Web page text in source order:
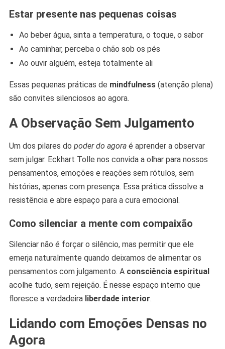
Estar presente nas pequenas coisas
Ao beber água, sinta a temperatura, o toque, o sabor
Ao caminhar, perceba o chão sob os pés
Ao ouvir alguém, esteja totalmente ali
Essas pequenas práticas de mindfulness(atenção plena)
são convites silenciosos ao agora.
A Observação Sem Julgamento
Um dos pilares do poder do agoraé aprender a observar
sem julgar. Eckhart Tolle nos convida a olhar para nossos
pensamentos, emoções e reações sem rótulos, sem
histórias, apenas com presença. Essa prática dissolve a
resistência e abre espaço para a cura emocional.
Como silenciar a mente com compaixão
Silenciar não é forçar o silêncio, mas permitir que ele
emerja naturalmente quando deixamos de alimentar os
pensamentos com julgamento. A consciência espiritual
acolhe tudo, sem rejeição. É nesse espaço interno que
floresce a verdadeira liberdade interior.
Lidando com Emoções Densas no
Agora